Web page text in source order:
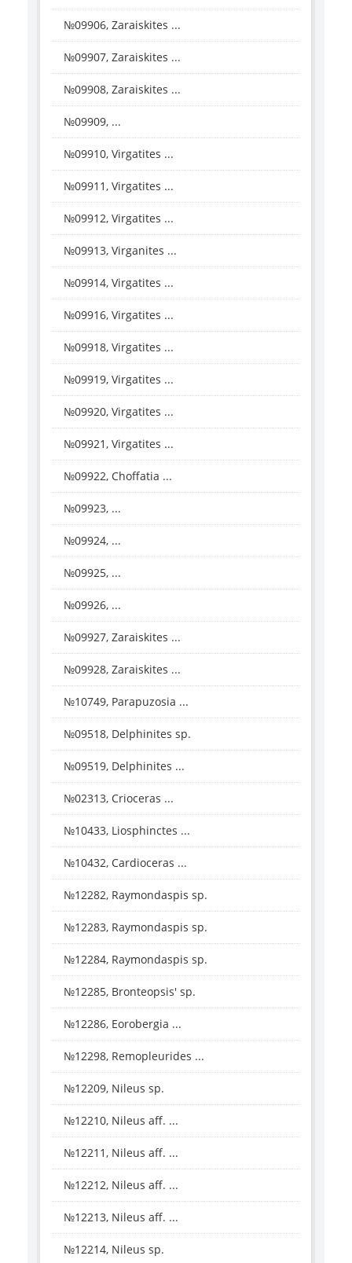
№09906, Zaraiskites ...
№09907, Zaraiskites ...
№09908, Zaraiskites ...
№09909, ...
№09910, Virgatites ...
№09911, Virgatites ...
№09912, Virgatites ...
№09913, Virganites ...
№09914, Virgatites ...
№09916, Virgatites ...
№09918, Virgatites ...
№09919, Virgatites ...
№09920, Virgatites ...
№09921, Virgatites ...
№09922, Choffatia ...
№09923, ...
№09924, ...
№09925, ...
№09926, ...
№09927, Zaraiskites ...
№09928, Zaraiskites ...
№10749, Parapuzosia ...
№09518, Delphinites sp.
№09519, Delphinites ...
№02313, Crioceras ...
№10433, Liosphinctes ...
№10432, Cardioceras ...
№12282, Raymondaspis sp.
№12283, Raymondaspis sp.
№12284, Raymondaspis sp.
№12285, Bronteopsis' sp.
№12286, Eorobergia ...
№12298, Remopleurides ...
№12209, Nileus sp.
№12210, Nileus aff. ...
№12211, Nileus aff. ...
№12212, Nileus aff. ...
№12213, Nileus aff. ...
№12214, Nileus sp.